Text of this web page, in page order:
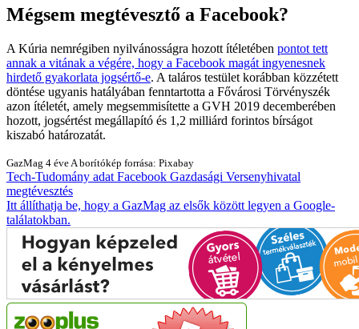
Mégsem megtévesztő a Facebook?
A Kúria nemrégiben nyilvánosságra hozott ítéletében pontot tett
annak a vitának a végére, hogy a Facebook magát ingyenesnek
hirdető gyakorlata jogsértő-e. A taláros testület korábban közzétett
döntése ugyanis hatályában fenntartotta a Fővárosi Törvényszék
azon ítéletét, amely megsemmisítette a GVH 2019 decemberében
hozott, jogsértést megállapító és 1,2 milliárd forintos bírságot
kiszabó határozatát.
GazMag 4 éve A borítókép forrása: Pixabay
Tech-Tudomány adat Facebook Gazdasági Versenyhivatal
megtévesztés
Itt állíthatja be, hogy a GazMag az elsők között legyen a Google-
találatokban.